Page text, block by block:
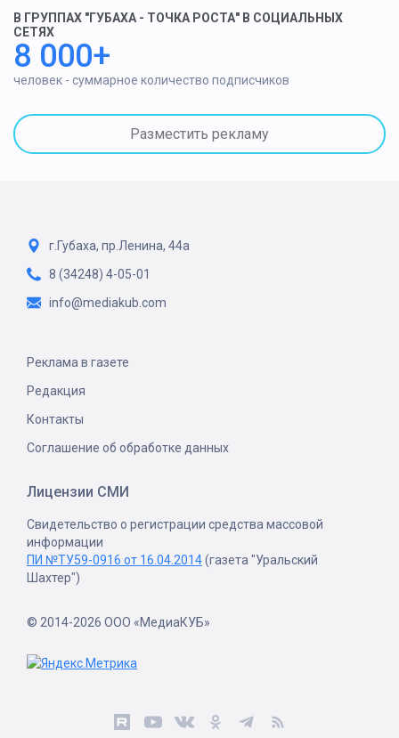
В ГРУППАХ "ГУБАХА - ТОЧКА РОСТА" В СОЦИАЛЬНЫХ
СЕТЯХ
8 000+
человек - суммарное количество подписчиков
Разместить рекламу
г.Губаха, пр.Ленина, 44а
8 (34248) 4-05-01
info@mediakub.com
Реклама в газете
Редакция
Контакты
Соглашение об обработке данных
Лицензии СМИ
Свидетельство о регистрации средства массовой
информации
ПИ №ТУ59-0916 от 16.04.2014(газета "Уральский
Шахтер")
© 2014-2026 ООО «МедиаКУБ»